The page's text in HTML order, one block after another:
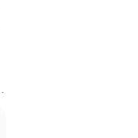
Tai Nghe